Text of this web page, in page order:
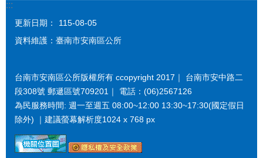
:::
更新日期：
115-08-05
資料維護：臺南市安南區公所
台南市安南區公所版權所有 ccopyright 2017｜ 台南市安中路二
段308號 郵遞區號709201｜ 電話：(06)2567126
為民服務時間: 週一至週五 08:00~12:00 13:30~17:30(國定假日
除外) ｜建議螢幕解析度1024 x 768 px